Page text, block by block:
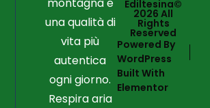
montagna e
una qualità di
vita più
autentica
ogni giorno.
Respira aria
Ediltesina©
2026 All
Rights
Reserved
Powered By
WordPress
Built With
Elementor